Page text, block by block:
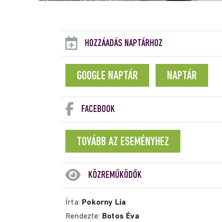
HOZZÁADÁS NAPTÁRHOZ
GOOGLE NAPTÁR NAPTÁR
FACEBOOK
TOVÁBB AZ ESEMÉNYHEZ
KÖZREMŰKÖDŐK
Írta: Pokorny Lia
Rendezte: Botos Éva